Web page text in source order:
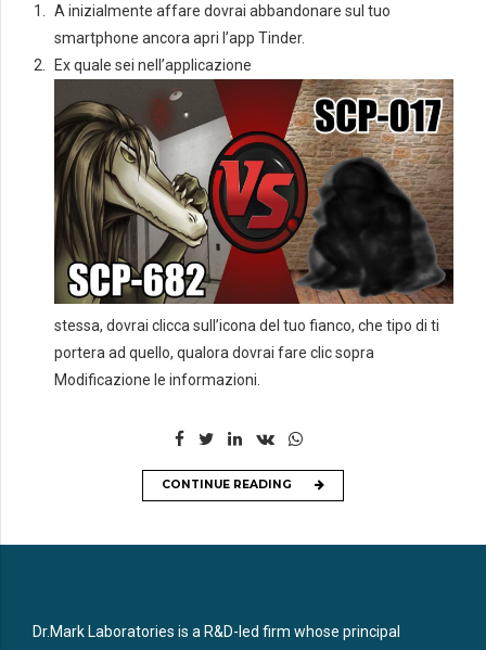
A inizialmente affare dovrai abbandonare sul tuo
smartphone ancora apri l’app Tinder.
Ex quale sei nell’applicazione
stessa, dovrai clicca sull’icona del tuo fianco, che tipo di ti
portera ad quello, qualora dovrai fare clic sopra
Modificazione le informazioni.
CONTINUE READING
Dr.Mark Laboratories is a R&D-led firm whose principal